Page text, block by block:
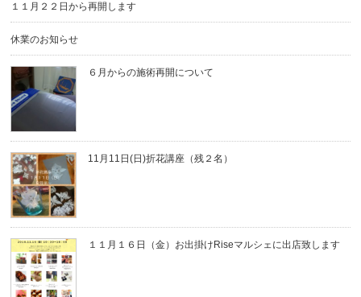
１１月２２日から再開します
休業のお知らせ
６月からの施術再開について
11月11日(日)折花講座（残２名）
１１月１６日（金）お出掛けRiseマルシェに出店致します